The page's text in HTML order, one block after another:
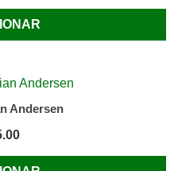
Andersen